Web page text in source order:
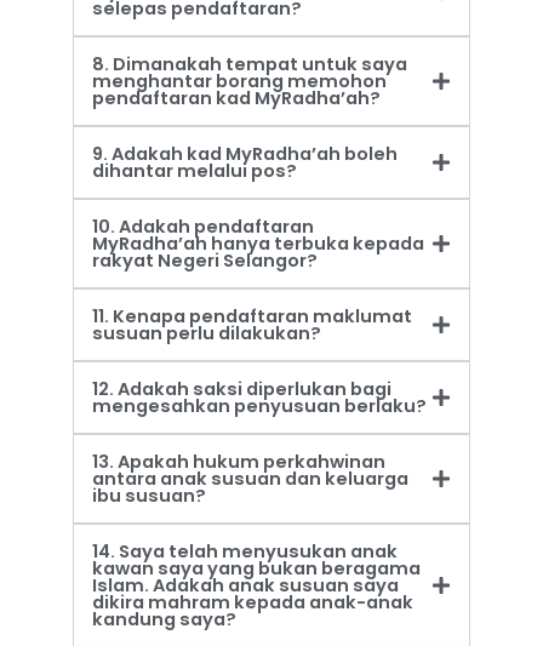
selepas pendaftaran?
8. Dimanakah tempat untuk saya
menghantar borang memohon
pendaftaran kad MyRadha’ah?
9. Adakah kad MyRadha’ah boleh
dihantar melalui pos?
10. Adakah pendaftaran
MyRadha’ah hanya terbuka kepada
rakyat Negeri Selangor?
11. Kenapa pendaftaran maklumat
susuan perlu dilakukan?
12. Adakah saksi diperlukan bagi
mengesahkan penyusuan berlaku?
13. Apakah hukum perkahwinan
antara anak susuan dan keluarga
ibu susuan?
14. Saya telah menyusukan anak
kawan saya yang bukan beragama
Islam. Adakah anak susuan saya
dikira mahram kepada anak-anak
kandung saya?